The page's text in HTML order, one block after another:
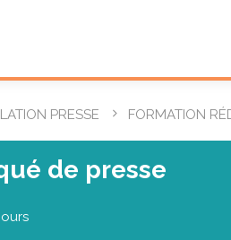
PRESSE FORMATION
de presse